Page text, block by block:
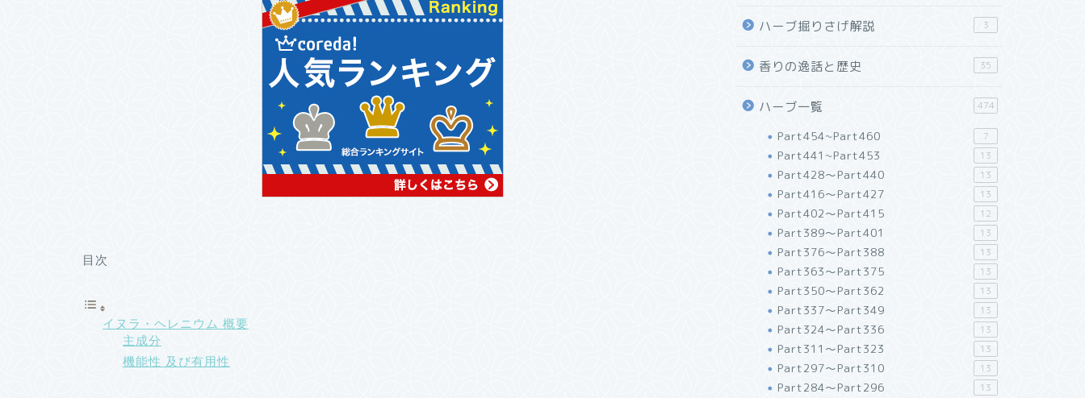
目次
イヌラ・ヘレニウム 概要
主成分
機能性 及び有用性
ハーブ掘りさげ解説 3
香りの逸話と歴史 35
ハーブ一覧 474
Part454~Part460 7
Part441~Part453 13
Part428～Part440 13
Part416～Part427 13
Part402～Part415 12
Part389～Part401 13
Part376～Part388 13
Part363～Part375 13
Part350～Part362 13
Part337～Part349 13
Part324～Part336 13
Part311～Part323 13
Part297～Part310 13
Part284～Part296 13